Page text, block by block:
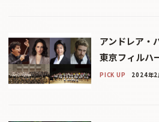
アンドレア・
東京フィルハ
PICK UP 2024年2